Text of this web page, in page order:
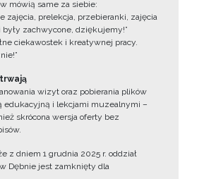
mówią same za siebie:
zajęcia, prelekcja, przebieranki, zajęcia
zachwycone, dziękujemy!”
ciekawostek i kreatywnej pracy.
wizyt oraz pobierania plików
edukacyjną i lekcjami muzealnymi –
skrócona wersja oferty bez
z dniem 1 grudnia 2025 r. oddział
Dębnie jest zamknięty dla